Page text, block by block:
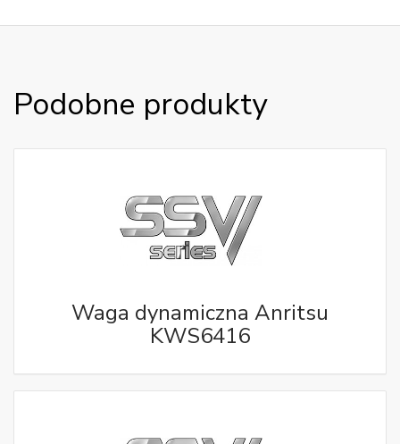
Podobne produkty
Waga dynamiczna Anritsu
KWS6416